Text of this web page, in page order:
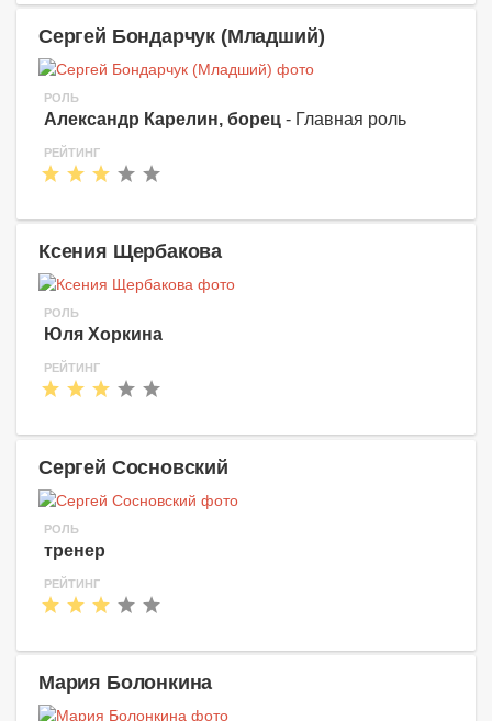
Сергей Бондарчук (Младший)
РОЛЬ
Александр Карелин, борец - Главная роль
РЕЙТИНГ
Ксения Щербакова
РОЛЬ
Юля Хоркина
РЕЙТИНГ
Сергей Сосновский
РОЛЬ
тренер
РЕЙТИНГ
Мария Болонкина